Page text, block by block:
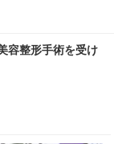
容整形手術を受け